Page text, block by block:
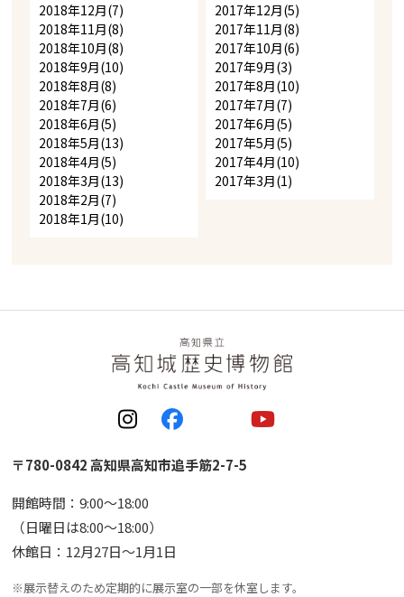
2018年12月(7)
2018年11月(8)
2018年10月(8)
2018年9月(10)
2018年8月(8)
2018年7月(6)
2018年6月(5)
2018年5月(13)
2018年4月(5)
2018年3月(13)
2018年2月(7)
2018年1月(10)
2017年12月(5)
2017年11月(8)
2017年10月(6)
2017年9月(3)
2017年8月(10)
2017年7月(7)
2017年6月(5)
2017年5月(5)
2017年4月(10)
2017年3月(1)
〒780-0842 高知県高知市追手筋2-7-5
開館時間：9:00〜18:00
（日曜日は8:00〜18:00）
休館日：12月27日〜1月1日
※展示替えのため定期的に展示室の一部を休室します。